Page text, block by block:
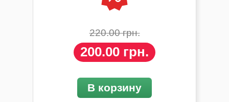
220.00 грн.
200.00 грн.
В корзину